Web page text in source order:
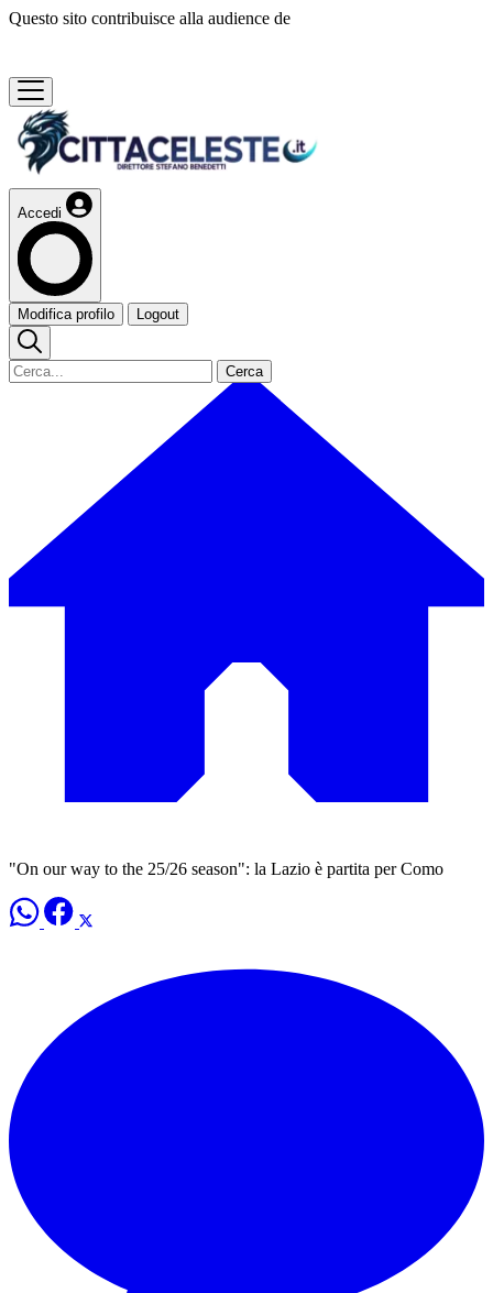
Questo sito contribuisce alla audience de
Accedi
Modifica profilo Logout
Cerca
"On our way to the 25/26 season": la Lazio è partita per Como